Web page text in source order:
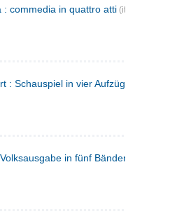
: commedia in quattro atti (italiensk)
: Schauspiel in vier Aufzügen
in fünf Bänden